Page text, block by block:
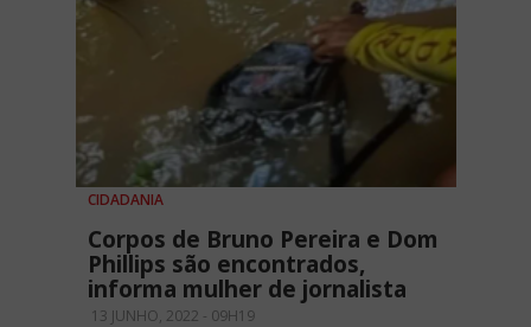
CIDADANIA
Corpos de Bruno Pereira e Dom
Phillips são encontrados,
informa mulher de jornalista
13 JUNHO, 2022 - 09H19